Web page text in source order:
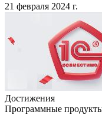
21 февраля 2024 г.
Достижения
Программные